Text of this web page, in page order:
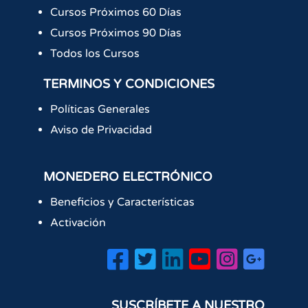
Cursos Próximos 60 Días
Cursos Próximos 90 Días
Todos los Cursos
TERMINOS Y CONDICIONES
Políticas Generales
Aviso de Privacidad
MONEDERO ELECTRÓNICO
Beneficios y Características
Activación